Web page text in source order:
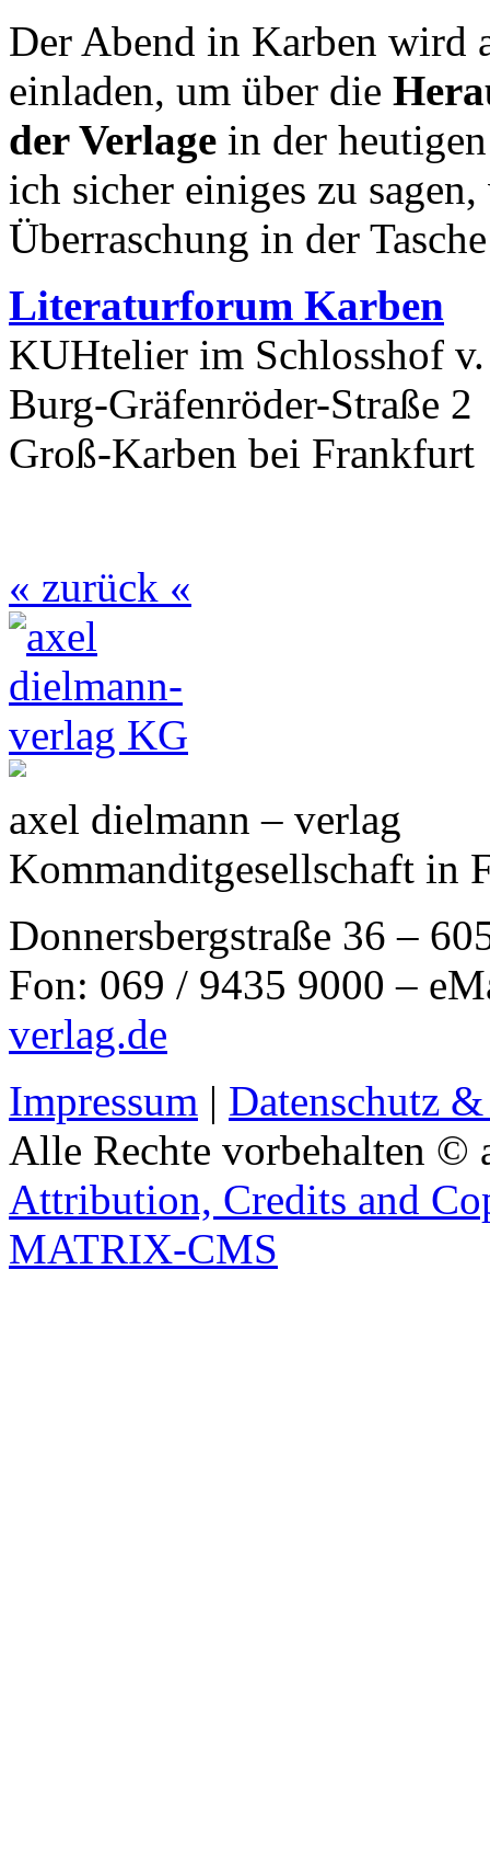
Der Abend in Karben wird
einladen, um über die
der Verlage in der
ich sicher einiges zu
Überraschung in der
Literaturforum Karben
KUHtelier im Schlosshof
Burg-Gräfenröder-Straße 2
Groß-Karben bei Frankfurt
« zurück «
axel dielmann – verlag
Kommanditgesellschaft in
Donnersbergstraße 36 –
Fon: 069 / 9435 9000 –
verlag.de
Impressum | Datenschutz
Alle Rechte vorbehalten ©
Attribution, Credits and
MATRIX-CMS